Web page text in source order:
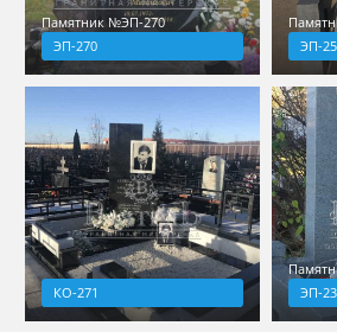
Памятник №ЭП-270
ЭП-270
ЭП-
КО-271
ЭП-